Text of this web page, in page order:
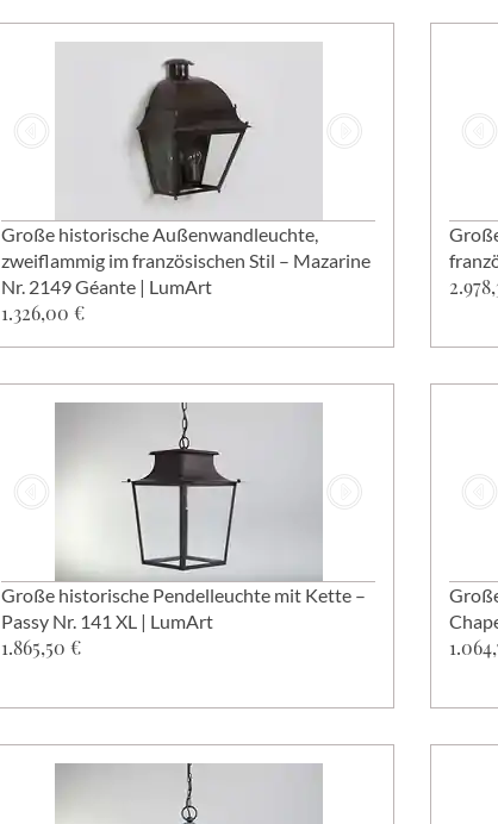
Große historische Außenwandleuchte,
zweiflammig im französischen Stil – Mazarine
Nr. 2149 Géante | LumArt
1.326,00 €
Große historische Pendelleuchte mit Kette –
Passy Nr. 141 XL | LumArt
1.865,50 €